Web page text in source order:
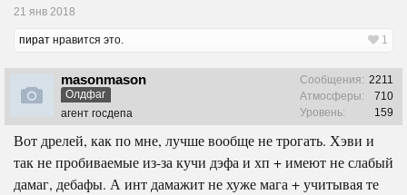
21 янв 2018
пират нравится это. 1
masonmason
Олдфаг
агент госдепа
Сообщения: 2211
Атмосферы:
710
Уровень:
159
Вот дрелей, как по мне, лучше вообще не трогать. Хэви и
так не пробиваемые из-за кучи дэфа и хп + имеют не слабый
дамаг, дебафы. А инт дамажит не хуже мага + учитывая те